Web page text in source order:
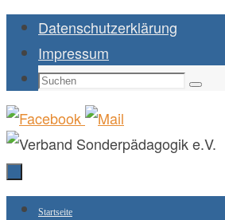
Zum
Inhalt
springen
Datenschutzerklärung
Impressum
Suchen
Suchen
Zum
Startseite